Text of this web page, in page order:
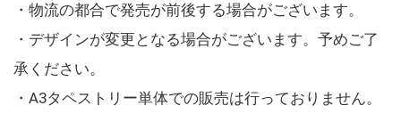
・物流の都合で発売が前後する場合がございます。
・デザインが変更となる場合がございます。予めご了
承ください。
・A3タペストリー単体での販売は行っておりません。